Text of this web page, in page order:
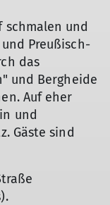
schmalen und
Preußisch-
das
und Bergheide
Auf eher
und
Gäste sind